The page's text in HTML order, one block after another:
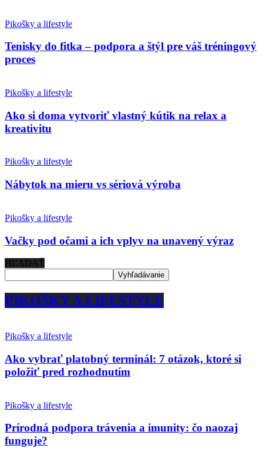
Pikošky a lifestyle
Tenisky do fitka – podpora a štýl pre váš tréningový
proces
Pikošky a lifestyle
Ako si doma vytvoriť vlastný kútik na relax a
kreativitu
Pikošky a lifestyle
Nábytok na mieru vs sériová výroba
Pikošky a lifestyle
Vačky pod očami a ich vplyv na unavený výraz
HĽADAŤ
PIKOŠKY A LIFESTYLE
Pikošky a lifestyle
Ako vybrať platobný terminál: 7 otázok, ktoré si
položiť pred rozhodnutím
Pikošky a lifestyle
Prírodná podpora trávenia a imunity: čo naozaj
funguje?